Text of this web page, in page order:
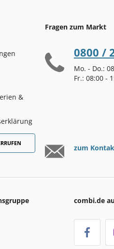
&
Fragen zum Markt
0800 /
Mo. - Do.:
Fr.: 08:00 -
zum
combi.de